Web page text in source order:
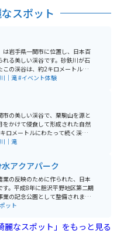
スポット
は岩手県一関市に位置し、日本百
れる美しい渓谷です。砂鉄川が石
この渓谷は、約2キロメートルに
トルの断崖が両岸にそびえ立っ
ます。 猊鼻渓は国の名
、舟下りでは、船頭が唄う「げい
、静かな流れの中を進むことがで
で感じることができます。平泉
あり、岩手県の南部に位置する
。
｜滝#イベント体験
市の美しい渓谷で、栗駒山を源と
をかけて侵食して形成された自然
ロメートルにわたって続く渓谷
おうけつ）などが点在します。
向かって注文すると、ワイヤー
れるユニークな体験が楽しめま
備されており、吊り橋から上流と
むことができます。春の新緑や
美しく、多くの観光客が訪れま
できます。
｜滝
アクアパーク
業の反映のために作られた、日本
す。平成8年に胆沢平野地区第二期
業の記念公園として整備されまし
てこいの場所です。トイレもある
光を楽しめるのでおすすめです。
ット
麗なスポット」をもっと見る